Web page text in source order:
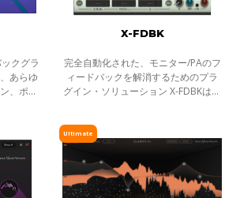
クグラ
あらゆ
、ポッ
が搭
X-FDBK
完全自動化された、モニター/PAのフ
ィードバックを解消するためのプラ
グイン・ソリューション X-FDBKは、
のような正確さで取り除く、PAスピ
Ultimate